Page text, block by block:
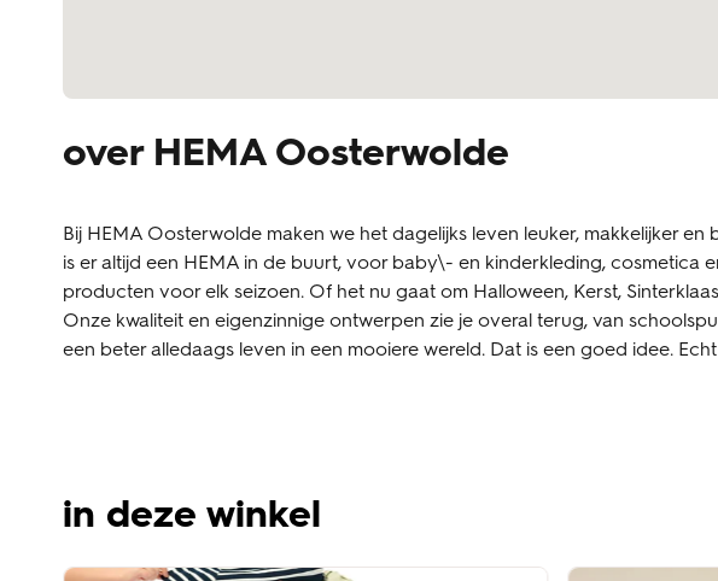
over HEMA Oosterwolde
Bij HEMA Oosterwolde maken we het dagelijks leven leuker, makkelijker
is er altijd een HEMA in de buurt, voor baby\- en kinderkleding, cosmetica
producten voor elk seizoen. Of het nu gaat om Halloween, Kerst,
Onze kwaliteit en eigenzinnige ontwerpen zie je overal terug, van
een beter alledaags leven in een mooiere wereld. Dat is een goed idee.
in deze winkel